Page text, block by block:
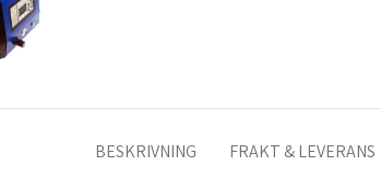
BESKRIVNING FRAKT & LEVERANS